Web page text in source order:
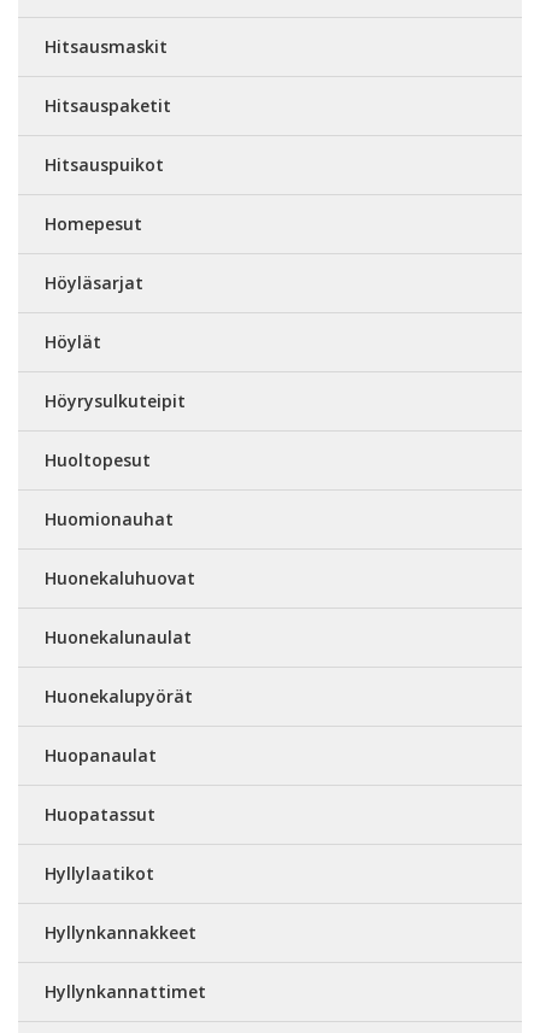
Hitsausmaskit
Hitsauspaketit
Hitsauspuikot
Homepesut
Höyläsarjat
Höylät
Höyrysulkuteipit
Huoltopesut
Huomionauhat
Huonekaluhuovat
Huonekalunaulat
Huonekalupyörät
Huopanaulat
Huopatassut
Hyllylaatikot
Hyllynkannakkeet
Hyllynkannattimet